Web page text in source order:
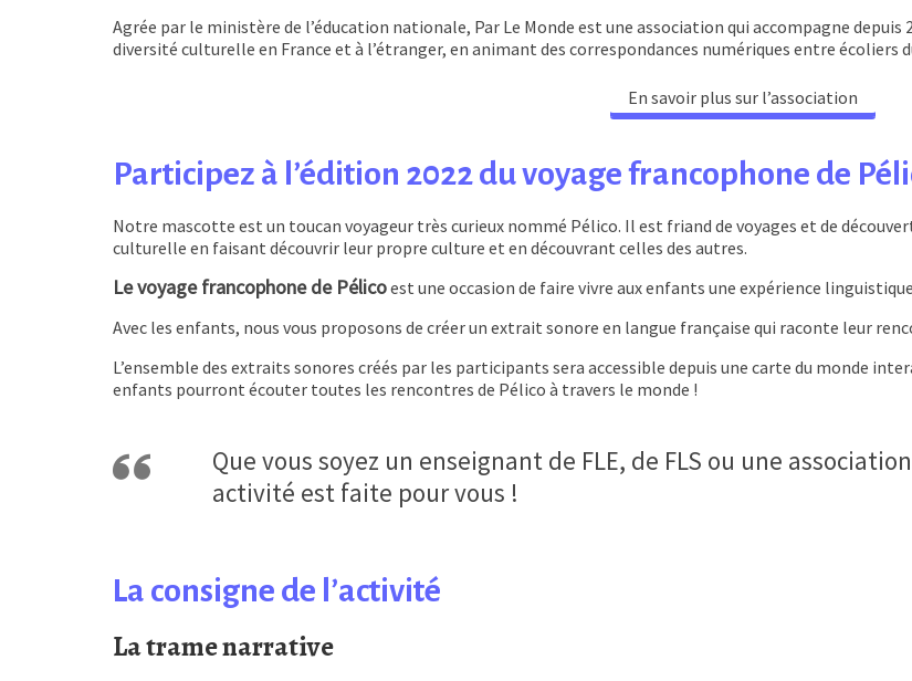
Agrée par le ministère de l’éducation nationale, Par Le Monde est une association qui accompagne depuis
diversité culturelle en France et à l’étranger, en animant des correspondances numériques entre écoliers
En savoir plus sur l’association
Participez à l’édition 2022 du voyage francophone de
Notre mascotte est un toucan voyageur très curieux nommé Pélico. Il est friand de voyages et de
culturelle en faisant découvrir leur propre culture et en découvrant celles des autres.
Le voyage francophone de Pélicoest une occasion de faire vivre aux enfants une expérience
Avec les enfants, nous vous proposons de créer un extrait sonore en langue française qui raconte leur
L’ensemble des extraits sonores créés par les participants sera accessible depuis une carte du monde
enfants pourront écouter toutes les rencontres de Pélico à travers le monde !
Que vous soyez un enseignant de FLE, de FLS ou une
activité est faite pour vous !
La consigne de l’activité
La trame narrative